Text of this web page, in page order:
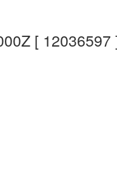
[ 12036597